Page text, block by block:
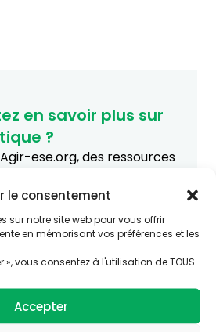
le consentement
sur notre site web pour vous offrir
en mémorisant vos préférences et les
», vous consentez à l'utilisation de TOUS
Accepter
en savoir plus sur
?
ese.org, des ressources
et promotion de la